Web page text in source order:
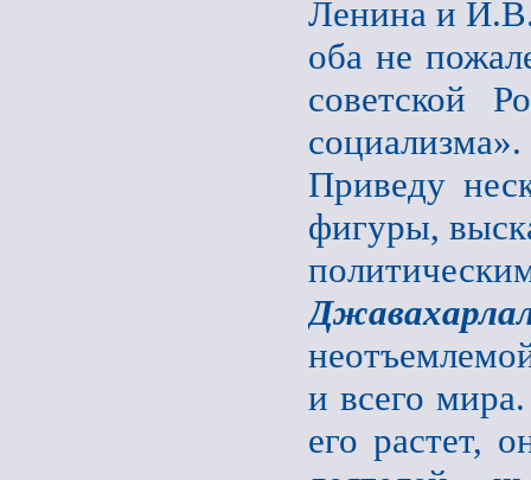
Ленина и
оба не
советской
социализма».
Приведу
фигуры,
и всего
его растет,